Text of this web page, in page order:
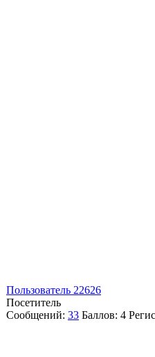
Пользователь 22626
Посетитель
Сообщений: 33 Баллов: 4